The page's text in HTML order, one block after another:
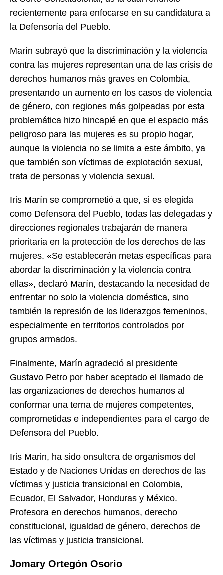
recientemente para enfocarse en su candidatura a
la Defensoría del Pueblo.
Marín subrayó que la discriminación y la violencia
contra las mujeres representan una de las crisis de
derechos humanos más graves en Colombia,
presentando un aumento en los casos de violencia
de género, con regiones más golpeadas por esta
problemática hizo hincapié en que el espacio más
peligroso para las mujeres es su propio hogar,
aunque la violencia no se limita a este ámbito, ya
que también son víctimas de explotación sexual,
trata de personas y violencia sexual.
Iris Marín se comprometió a que, si es elegida
como Defensora del Pueblo, todas las delegadas y
direcciones regionales trabajarán de manera
prioritaria en la protección de los derechos de las
mujeres. «Se establecerán metas específicas para
abordar la discriminación y la violencia contra
ellas», declaró Marín, destacando la necesidad de
enfrentar no solo la violencia doméstica, sino
también la represión de los liderazgos femeninos,
especialmente en territorios controlados por
grupos armados.
Finalmente, Marín agradeció al presidente
Gustavo Petro por haber aceptado el llamado de
las organizaciones de derechos humanos al
conformar una terna de mujeres competentes,
comprometidas e independientes para el cargo de
Defensora del Pueblo.
Iris Marin, ha sido onsultora de organismos del
Estado y de Naciones Unidas en derechos de las
víctimas y justicia transicional en Colombia,
Ecuador, El Salvador, Honduras y México.
Profesora en derechos humanos, derecho
constitucional, igualdad de género, derechos de
las víctimas y justicia transicional.
Jomary Ortegón Osorio